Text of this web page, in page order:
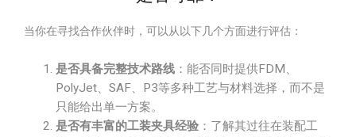
当你在寻找合作伙伴时，可以从以下几个方面进行评估：
是否具备完整技术路线 ：能否同时提供FDM、
PolyJet、SAF、P3等多种工艺与材料选择，而不是
只能给出单一方案。
是否有丰富的工装夹具经验 ：了解其过往在装配工